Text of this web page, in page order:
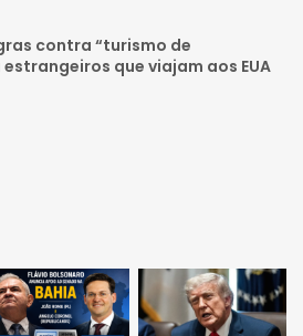
contra “turismo de
que viajam aos EUA